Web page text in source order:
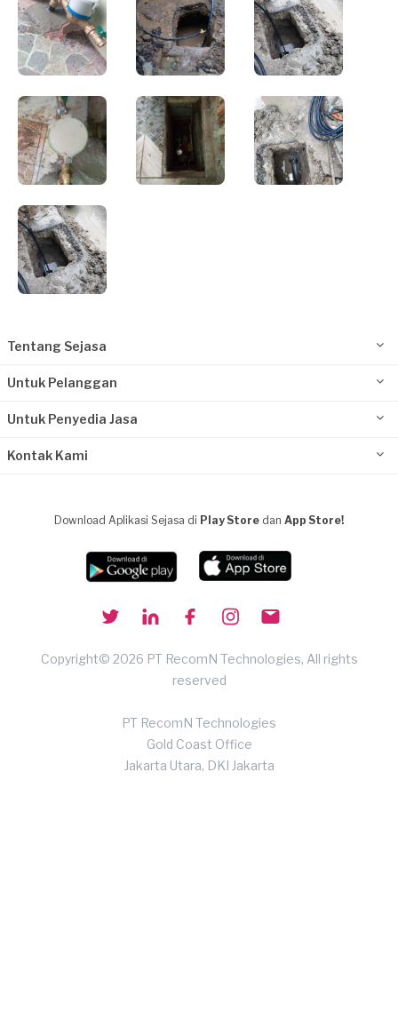
Tentang Sejasa
Untuk Pelanggan
Untuk Penyedia Jasa
Kontak Kami
Download Aplikasi Sejasa di Play Store dan App Store!
Copyright© 2026 PT RecomN Technologies, All rights
reserved
PT RecomN Technologies
Gold Coast Office
Jakarta Utara, DKI Jakarta